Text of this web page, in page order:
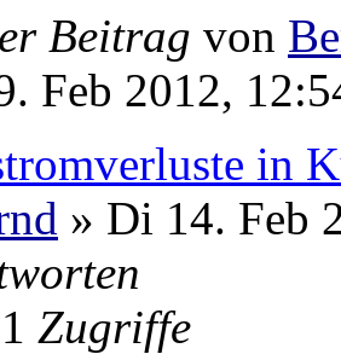
Beitrag von
Feb 2012,
in
» Di 14. Feb
Zugriffe